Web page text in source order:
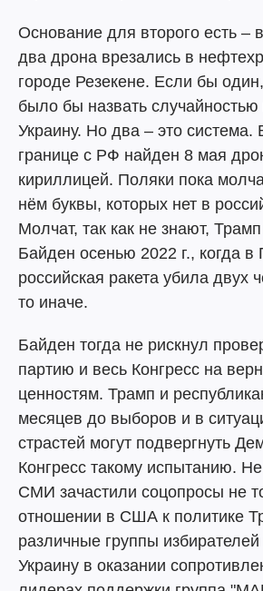
Основание для второго есть –
два дрона врезались в
городе Резекене. Если бы
было бы назвать случайностью
Украину. Но два – это
границе с РФ найден 8 мая
кириллицей. Поляки пока
нём буквы, которых нет в
Молчат, так как не знают, Трамп
Байден осенью 2022 г., когда
российская ракета убила двух
то иначе.
Байден тогда не рискнул
партию и весь Конгресс на
ценностям. Трамп и
месяцев до выборов и в
страстей могут подвергнуть
Конгресс такому испытанию.
СМИ зачастили соцопросы не
отношении в США к политике
различные группы
Украину в оказании